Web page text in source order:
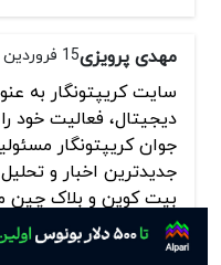
مهدی پرویزی15 فروردین 1404 - 12:01
سایت کریپتونگار به
جوان کریپتونگار
جدیدترین اخبار و
بیت کوین و بلاک چین